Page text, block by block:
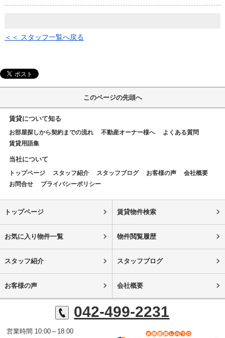
＜＜ スタッフ一覧へ戻る
このページの先頭へ
賃貸について知る
お部屋探しから契約までの流れ 不動産オーナー様へ
よくある質問
賃貸用語集
当社について
トップページ スタッフ紹介 スタッフブログ お客様の声
会社概要
お問合せ
プライバシーポリシー
トップページ 賃貸物件検索
お気に入り物件一覧 物件閲覧履歴
スタッフ紹介 スタッフブログ
お客様の声 会社概要
042-499-2231
営業時間 10:00～18:00